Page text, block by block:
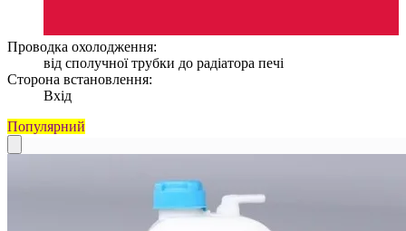
Проводка охолодження:
від сполучної трубки до радіатора печі
Сторона встановлення:
Вхід
Популярний